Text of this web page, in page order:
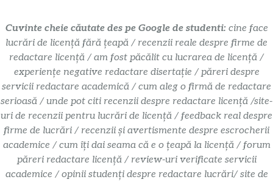
Cuvinte cheie căutate des pe Google de studenti: cine face
lucrări de licență fără țeapă / recenzii reale despre firme de
redactare licență / am fost păcălit cu lucrarea de licență /
experiențe negative redactare disertație / păreri despre
servicii redactare academică / cum aleg o firmă de redactare
serioasă / unde pot citi recenzii despre redactare licență /site-
uri de recenzii pentru lucrări de licență / feedback real despre
firme de lucrări / recenzii și avertismente despre escrocherii
academice / cum îți dai seama că e o țeapă la licență / forum
păreri redactare licență / review-uri verificate servicii
academice / opinii studenți despre redactare lucrări/ site de